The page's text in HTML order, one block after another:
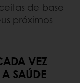
de base
próximos
VEZ
SAÚDE